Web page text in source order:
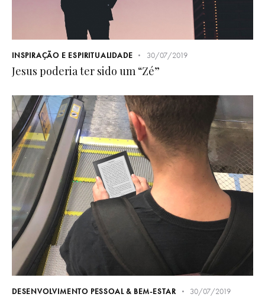
INSPIRAÇÃO E ESPIRITUALIDADE 30/07/2019
Jesus poderia ter sido um “Zé”
DESENVOLVIMENTO PESSOAL & BEM-ESTAR 30/07/2019